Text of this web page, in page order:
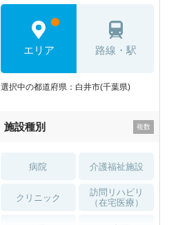
エリア 路線・駅
選択中の都道府県：白井市(千葉県)
施設種別
病院 介護福祉施設
クリニック
訪問リハビリ
（在宅医療）